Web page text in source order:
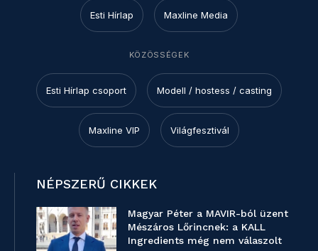
Esti Hírlap Maxline Media
KÖZÖSSÉGEK
Esti Hírlap csoport Modell / hostess / casting
Maxline VIP Világfesztivál
NÉPSZERŰ CIKKEK
Magyar Péter a MAVIR-ból üzent
Mészáros Lőrincnek: a KALL
Ingredients még nem válaszolt